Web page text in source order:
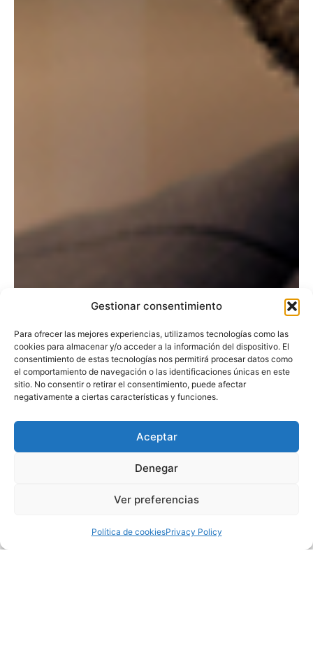
Gestionar consentimiento
Para ofrecer las mejores experiencias, utilizamos tecnologías como las
cookies para almacenar y/o acceder a la información del dispositivo. El
consentimiento de estas tecnologías nos permitirá procesar datos como
el comportamiento de navegación o las identificaciones únicas en este
sitio. No consentir o retirar el consentimiento, puede afectar
negativamente a ciertas características y funciones.
Aceptar
Denegar
Ver preferencias
Política de cookiesPrivacy Policy